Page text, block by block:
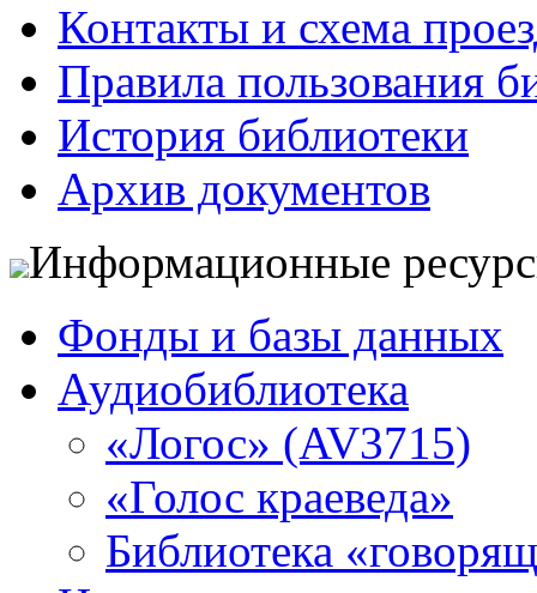
Контакты и схема
Правила пользования
История библиотеки
Архив документов
Информационные
Фонды и базы данных
Аудиобиблиотека
«Логос» (AV3715)
«Голос краеведа»
Библиотека